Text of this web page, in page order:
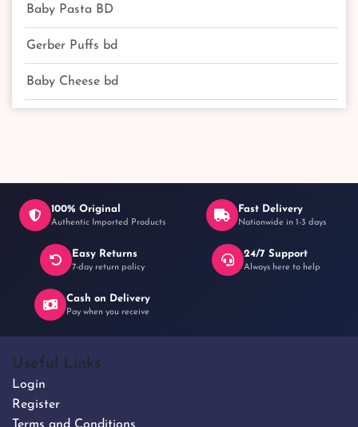
Baby Pasta BD
Gerber Puffs bd
Baby Cheese bd
100% Original
Authentic Imported Products
Fast Delivery
Nationwide in 1-3 days
Easy Returns
7-day return policy
24/7 Support
Always here to help
Cash on Delivery
Pay when you receive
Useful Links
Login
Register